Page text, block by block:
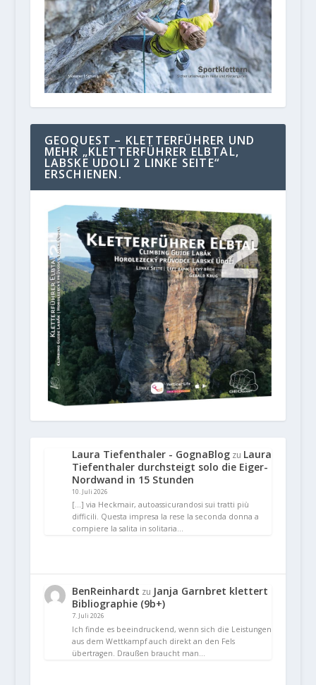
GEOQUEST – KLETTERFÜHRER UND
MEHR „KLETTERFÜHRER ELBTAL,
LABSKE UDOLI 2 LINKE SEITE“
ERSCHIENEN.
Laura Tiefenthaler - GognaBlogzu Laura
Tiefenthaler durchsteigt solo die Eiger-
Nordwand in 15 Stunden
10. Juli 2026
[…] via Heckmair, autoassicurandosi sui tratti più
difficili. Questa impresa la rese la seconda donna a
compiere la salita in solitaria…
BenReinhardt zu Janja Garnbret klettert
Bibliographie (9b+)
7. Juli 2026
Ich finde es beeindruckend, wenn sich die Leistungen
aus dem Wettkampf auch direkt an den Fels
übertragen. Draußen braucht man…